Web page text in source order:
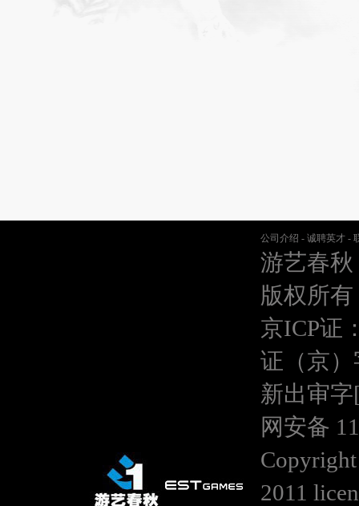
公司介绍 - 诚聘英才 -
游艺春
版权所有
京ICP证
证（京）
新出审
网安备
2011